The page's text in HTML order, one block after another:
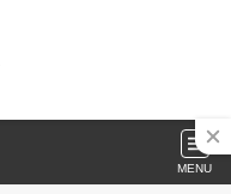
MENU